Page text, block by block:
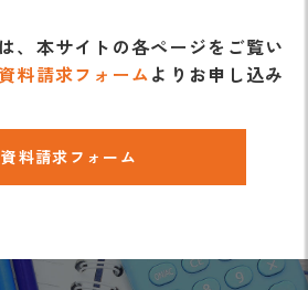
、本サイトの各ページをご覧い
料請求フォームよりお申し込み
資料請求フォーム